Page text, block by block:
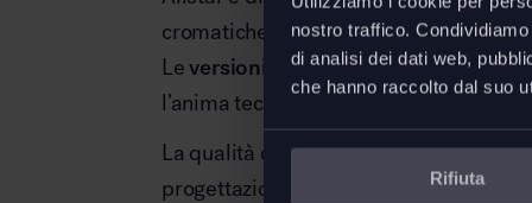
nostro traffico.
di analisi dei dati web,
che hanno raccolto dal suo
Rifiuta
cromatiche che coinvolgono sedile,
Leversioni in tessuto, pelle o bicolor
l’anima tecnica oppure l’attitudine più
La qualità costruttiva Vitra, la
progettazione orientata al lungo ciclo